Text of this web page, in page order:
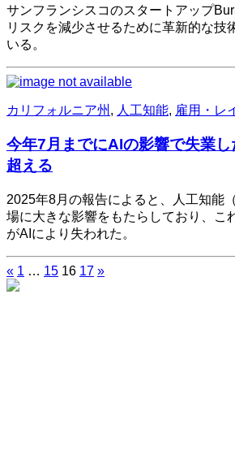
サンフランシスコのスタートアップ
リスクを減少させるために革新的な技
いる。
カリフォルニア州 , 人工知能, 雇用・レ
今年7月までにAIの影響で失業
超える
2025年8月の報告によると、人工知能
場に大きな影響をもたらしており、こ
がAIにより失われた。
投
« 1 … 15 16 17 »